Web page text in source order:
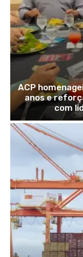
ACP
anos e
com